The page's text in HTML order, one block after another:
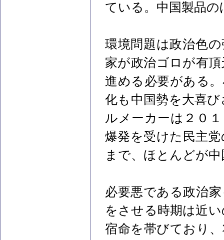
ている。中国製品
環境問題は政治色
家が政治ゴロが有
進める必要がある
化も中国勢を大喜
ルメーカーは２０
爆発を受けた民主
まで、ほとんどが
必要悪である政治
をさせる時期は近
宿命を帯びており